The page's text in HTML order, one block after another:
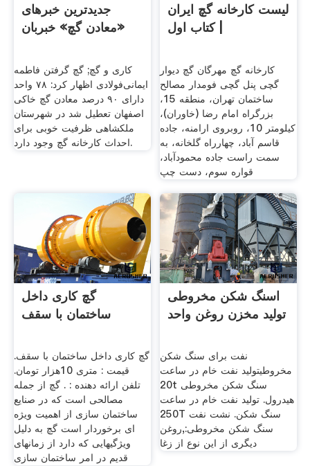
جدیدترین خبرهای
«معادن گچ» خبربان
کاری و گچ; گچ گرفتن فاطمه
ایمانی‌فولادی اظهار کرد: ۷۸ واحد
دارای ۹۰ درصد معادن گچ خاکی
اصفهان تعطیل شد در شهرستان
ملکشاهی ظرفیت خوبی برای
احداث کارخانه گچ وجود دارد.
لیست کارخانه گچ ایران
| کتاب اول
کارخانه گچ مهرگان گچ دیوار
گچی پنل گچی فومدار مصالح
ساختمان تهران، منطقه 15،
بزرگراه امام رضا (خاوران)،
کیلومتر 10، روبروی ارامنه، جاده
قاسم آباد، چهارراه گلخانه، به
سمت راست جاده محمودآباد،
قواره سوم، دست چپ
گچ کاری داخل
ساختمان با سقف
گچ کاری داخل ساختمان با سقف.
قیمت : متری 10هزار تومان.
تلفن ارائه دهنده : . گچ از جمله
مصالحی است که در صنایع
ساختمان سازی از اهمیت ویژه
ای برخوردار است گچ به دلیل
ویژگیهایی که دارد از زمانهای
قدیم در امر ساختمان سازی
اسنگ شکن مخروطی
تولید مخزن روغن واحد
نفت برای سنگ شکن
مخروطیتولید نفت خام در ساعت
20t سنگ شکن مخروطی
هیدرول. تولید نفت خام در ساعت
250T سنگ شکن. نشت نفت
سنگ شکن مخروطی:,روغن
دیگری از این نوع از زغا